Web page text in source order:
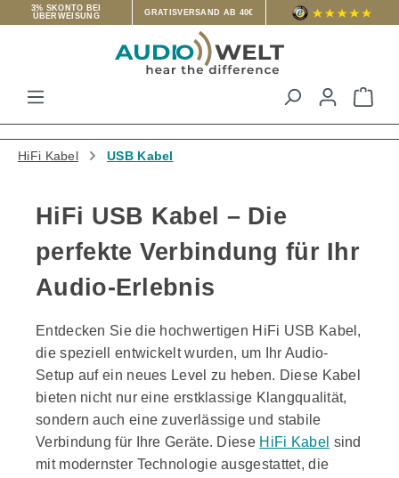
3% SKONTO BEI
ÜBERWEISUNG
GRATISVERSAND AB 40€
HiFi Kabel USB Kabel
HiFi USB Kabel – Die
perfekte Verbindung für Ihr
Audio-Erlebnis
Entdecken Sie die hochwertigen HiFi USB Kabel,
die speziell entwickelt wurden, um Ihr Audio-
Setup auf ein neues Level zu heben. Diese Kabel
bieten nicht nur eine erstklassige Klangqualität,
sondern auch eine zuverlässige und stabile
Verbindung für Ihre Geräte. Diese HiFi Kabel sind
mit modernster Technologie ausgestattet, die